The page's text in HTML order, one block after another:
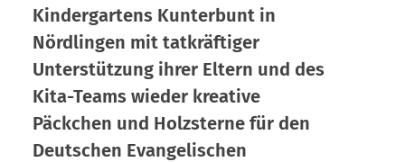
Kindergartens Kunterbunt in
Nördlingen mit tatkräftiger
Unterstützung ihrer Eltern und des
Kita-Teams wieder kreative
Päckchen und Holzsterne für den
Deutschen Evangelischen